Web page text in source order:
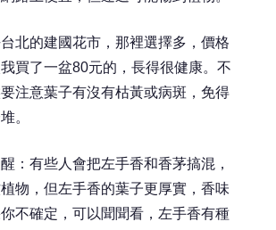
北的建國花市，那裡選擇多，價格
買了一盆80元的，長得很健康。不
注意葉子有沒有枯黃或病斑，免得
。
：有些人會把左手香和香茅搞混，
物，但左手香的葉子更厚實，香味
不確定，可以聞聞看，左手香有種